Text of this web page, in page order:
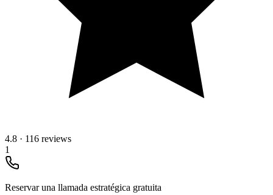
4.8 · 116 reviews
1
Reservar una llamada estratégica gratuita